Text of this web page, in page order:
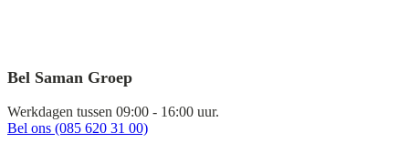
Bel Saman Groep
Werkdagen tussen 09:00 - 16:00 uur.
Bel ons (085 620 31 00)